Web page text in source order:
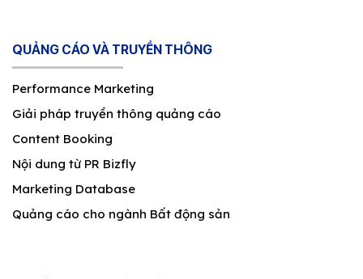
QUẢNG CÁO VÀ TRUYỀN THÔNG
Performance Marketing
Giải pháp truyền thông quảng cáo
Content Booking
Nội dung từ PR Bizfly
Marketing Database
Quảng cáo cho ngành Bất động sản